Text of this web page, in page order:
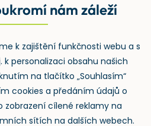
v odpadechnám záleží
k zajištění funkčnosti webu a s
k personalizaci obsahu našich
na tlačítko „Souhlasím“
cookies a předáním údajů o
zobrazení cílené reklamy na
sítích na dalších webech.